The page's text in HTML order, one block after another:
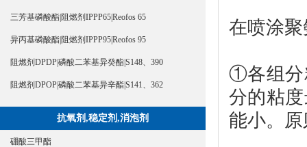
三芳基磷酸酯|阻燃剂IPPP65|Reofos 65
异丙基磷酸酯|阻燃剂IPPP95|Reofos 95
阻燃剂DPDP|磷酸二苯基异癸酯|S148、390
阻燃剂DPOP|磷酸二苯基异辛酯|S141、362
抗氧剂,稳定剂,消泡剂
硼酸三甲酯
在喷涂
①各组分
分的粘
能小。